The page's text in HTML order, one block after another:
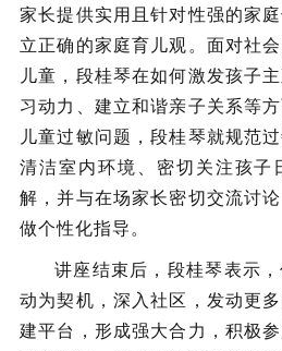
家长提供实用且针对性强的家
立正确的家庭育儿观。面对社
儿童，段桂琴在如何激发孩子
习动力、建立和谐亲子关系等
儿童过敏问题，段桂琴就规范
清洁室内环境、密切关注孩子
解，并与在场家长密切交流讨
做个性化指导。
讲座结束后，段桂琴表示
动为契机，深入社区，发动更
建平台，形成强大合力，积极